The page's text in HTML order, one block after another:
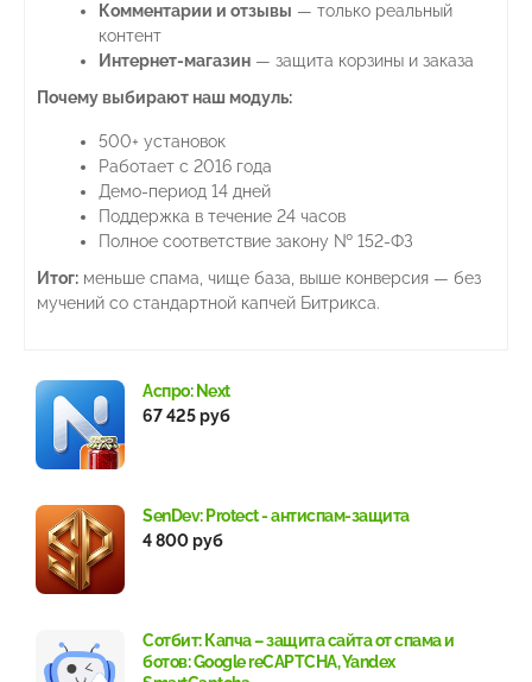
Комментарии и отзывы — только реальный
контент
Интернет-магазин — защита корзины и заказа
Почему выбирают наш модуль:
500+ установок
Работает с 2016 года
Демо-период 14 дней
Поддержка в течение 24 часов
Полное соответствие закону № 152-ФЗ
Итог: меньше спама, чище база, выше конверсия — без
мучений со стандартной капчей Битрикса.
Аспро: Next
67 425 руб
SenDev: Protect - антиспам-защита
4 800 руб
Сотбит: Капча – защита сайта от спама и
ботов: Google reCAPTCHA, Yandex